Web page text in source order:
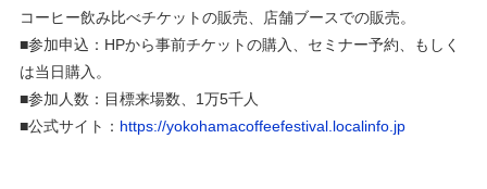
コーヒー飲み比べチケットの販売、店舗ブースでの販売。
■参加申込：HPから事前チケットの購入、セミナー予約、もしく
は当日購入。
■参加人数：目標来場数、1万5千人
■公式サイト： https://yokohamacoffeefestival.localinfo.jp